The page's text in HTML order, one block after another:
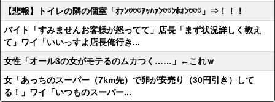
【悲報】トイレの隣の個室「ｵｧﾝ♡♡♡ｱｯﾊｧﾝ♡♡ﾝﾎｫﾝ♡♡♡」⇒！！！
バイト「すみませんお客様が怒ってて」店長「まず状況詳しく教え
て」ワイ「いいっすよ店長俺行き...
女性「オール3の女がモテるのムカつく……」←これｗ
女「あっちのスーパー（7km先）で卵が安売り（30円引き）して
る！」ワイ「いつものスーパー...